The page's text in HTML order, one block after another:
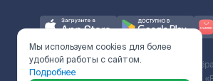
Ж/Д билеты предоставляются
Мы используем cookies для более
удобной работы с сайтом.
Подробнее